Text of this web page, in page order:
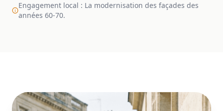
Engagement local : La modernisation des façades des
années 60-70.